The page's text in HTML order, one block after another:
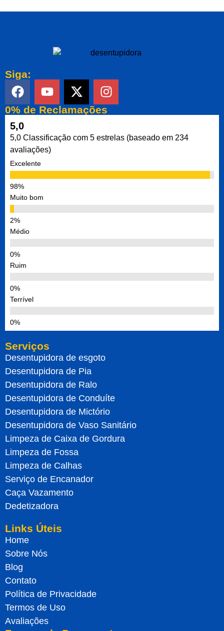
Siga:
0% de Reclamações
5,0
5,0 Classificação com 5 estrelas (baseado em 234
avaliações)
Excelente
Muito bom
Médio
Ruim
Terrível
Serviços
Desentupidora de esgoto
Desentupidora de Pia
Desentupidora de Ralo
Desentupidora de Conduíte
Desentupidora de Mictório
Desentupidora de Vaso Sanitário
Limpeza de Caixa de Gordura
Limpeza de Fossa
Limpeza de Calhas
Serviço de Encanador
Caça Vazamento
Dedetizadora
Links Úteis
Home
Sobre Nós
Blog
Contato
Política de Privacidade
Termos de Uso
Avaliações